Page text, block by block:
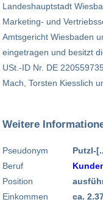
Landeshauptstadt
Marketing- und
Amtsgericht Wiesbaden
eingetragen und besitzt
USt.-ID Nr. DE
Mach, Torsten Kiesslich
Weitere
Pseudonym
Beruf
Position
Einkommen
Putzl-
ca.